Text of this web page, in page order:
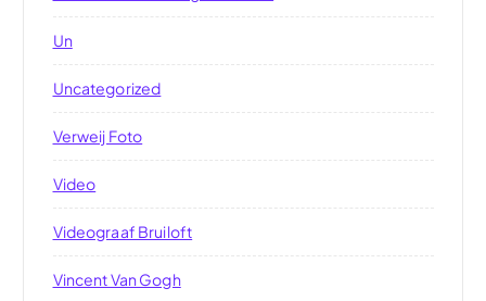
Un
Uncategorized
Verweij Foto
Video
Videograaf Bruiloft
Vincent Van Gogh